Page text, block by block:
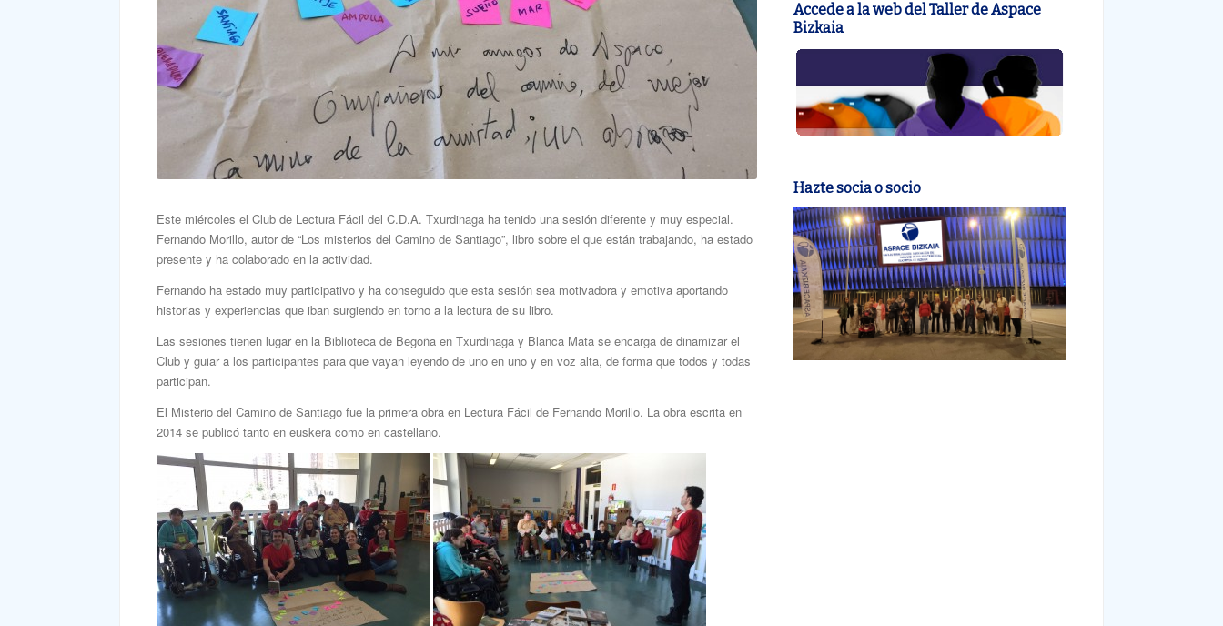
Este miércoles el Club de Lectura Fácil del C.D.A. Txurdinaga ha tenido una sesión diferente y muy especial.
Fernando Morillo, autor de “Los misterios del Camino de Santiago”, libro sobre el que están trabajando, ha estado
presente y ha colaborado en la actividad.
Fernando ha estado muy participativo y ha conseguido que esta sesión sea motivadora y emotiva aportando
historias y experiencias que iban surgiendo en torno a la lectura de su libro.
Las sesiones tienen lugar en la Biblioteca de Begoña en Txurdinaga y Blanca Mata se encarga de dinamizar el
Club y guiar a los participantes para que vayan leyendo de uno en uno y en voz alta, de forma que todos y todas
participan.
El Misterio del Camino de Santiago fue la primera obra en Lectura Fácil de Fernando Morillo. La obra escrita en
2014 se publicó tanto en euskera como en castellano.
Accede a la web del Taller de Aspace
Bizkaia
Hazte socia o socio